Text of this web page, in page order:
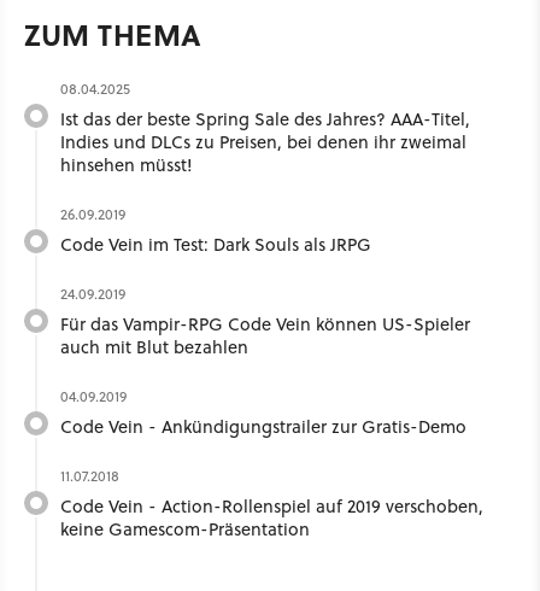
ZUM THEMA
08.04.2025
Ist das der beste Spring Sale des Jahres? AAA-Titel,
Indies und DLCs zu Preisen, bei denen ihr zweimal
hinsehen müsst!
26.09.2019
Code Vein im Test: Dark Souls als JRPG
24.09.2019
Für das Vampir-RPG Code Vein können US-Spieler
auch mit Blut bezahlen
04.09.2019
Code Vein - Ankündigungstrailer zur Gratis-Demo
11.07.2018
Code Vein - Action-Rollenspiel auf 2019 verschoben,
keine Gamescom-Präsentation